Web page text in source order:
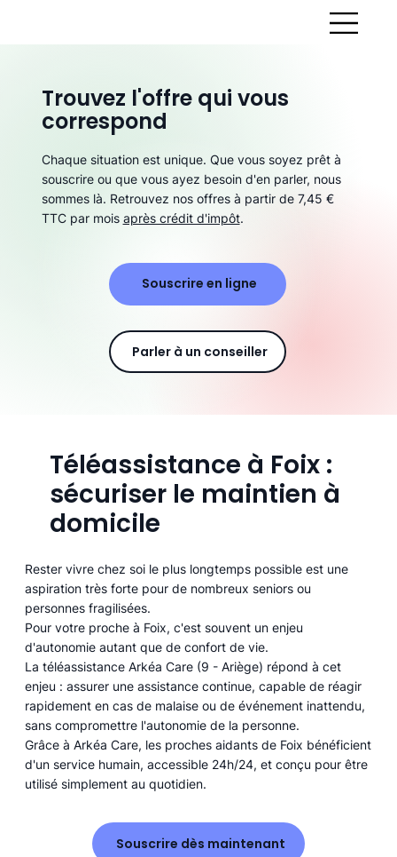
Téléassistance à Foix :
sécuriser le maintien à
domicile
Rester vivre chez soi le plus longtemps possible est une
aspiration très forte pour de nombreux seniors ou
personnes fragilisées.
Pour votre proche à Foix, c'est souvent un enjeu
d'autonomie autant que de confort de vie.
La téléassistance Arkéa Care (9 - Ariège) répond à cet
enjeu : assurer une assistance continue, capable de réagir
rapidement en cas de malaise ou de événement inattendu,
sans compromettre l'autonomie de la personne.
Grâce à Arkéa Care, les proches aidants de Foix bénéficient
d'un service humain, accessible 24h/24, et conçu pour être
utilisé simplement au quotidien.
Souscrire dès maintenant
Trouvez l'offre qui vous
correspond
Chaque situation est unique. Que vous soyez prêt à
souscrire ou que vous ayez besoin d'en parler, nous
sommes là. Retrouvez nos offres à partir de 7,45 €
TTC par mois après crédit d'impôt.
Souscrire en ligne
Parler à un conseiller